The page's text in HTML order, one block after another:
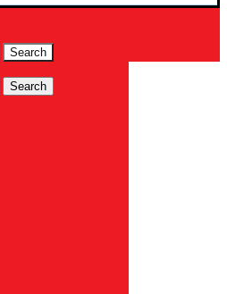
Search
Search